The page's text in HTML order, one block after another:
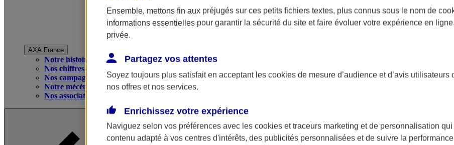
AXA France
Notre histoire
Nos chiffres clés
Nos campagnes publicitaires
Notre mécénat
Nos associations
Ensemble, mettons fin aux préjugés sur ces petits fichiers textes, plus connus sous le nom de
informations essentielles pour garantir la sécurité du site et faire évoluer votre expérience en
privée.
Partagez vos attentes
Soyez toujours plus satisfait en acceptant les cookies de mesure d’audience et d’avis
nos offres et nos services.
Enrichissez votre expérience
Naviguez selon vos préférences avec les cookies et traceurs marketing et de personnalisation
contenu adapté à vos centres d'intérêts, des publicités personnalisées et de suivre la